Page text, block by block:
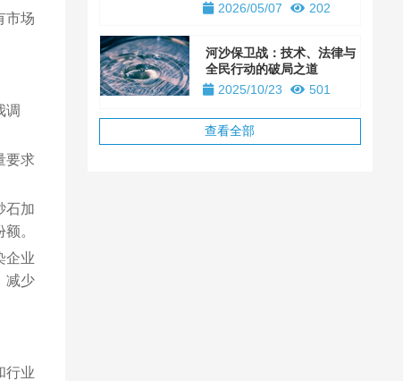
市场
调
要求
石加
。
企业
减少
行业
2026/05/07
202
河沙保卫战：技术、法律与
全民行动的破局之道
2025/10/23
501
查看全部